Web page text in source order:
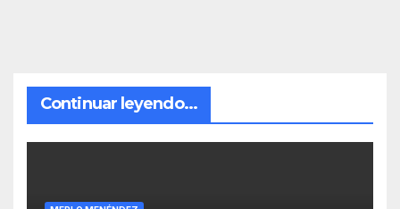
Continuar leyendo...